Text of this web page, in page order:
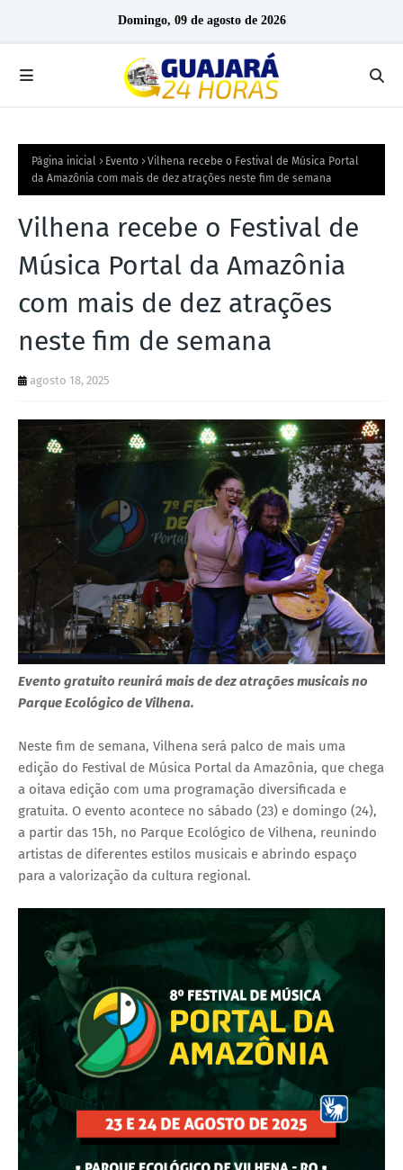
Domingo, 09 de agosto de 2026
Página inicial Evento
Vilhena recebe o Festival de Música Portal
da Amazônia com mais de dez atrações neste fim de semana
Vilhena recebe o Festival de
Música Portal da Amazônia
com mais de dez atrações
neste fim de semana
agosto 18, 2025
Evento gratuito reunirá mais de dez atrações musicais no
Parque Ecológico de Vilhena.
Neste fim de semana, Vilhena será palco de mais uma
edição do Festival de Música Portal da Amazônia, que chega
a oitava edição com uma programação diversificada e
gratuita. O evento acontece no sábado (23) e domingo (24),
a partir das 15h, no Parque Ecológico de Vilhena, reunindo
artistas de diferentes estilos musicais e abrindo espaço
para a valorização da cultura regional.